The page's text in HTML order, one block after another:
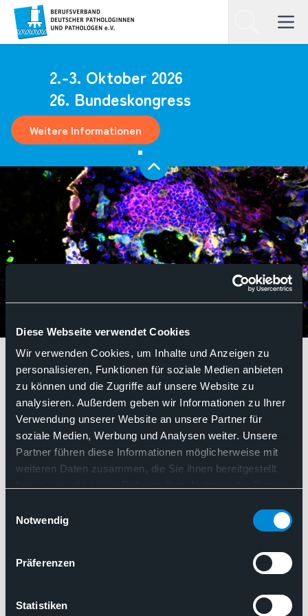
Diese Webseite verwendet Cookies
Wir verwenden Cookies, um Inhalte und Anzeigen zu
personalisieren, Funktionen für soziale Medien anbieten
zu können und die Zugriffe auf unsere Website zu
analysieren. Außerdem geben wir Informationen zu Ihrer
Verwendung unserer Website an unsere Partner für
soziale Medien, Werbung und Analysen weiter. Unsere
Partner führen diese Informationen möglicherweise mit
weiteren Daten zusammen, die Sie ihnen bereitgestellt
Cookies, wenn Sie unsere Webseite weiterhin nutzen.
Notwendig
Präferenzen
Statistiken
Homepage SuchenOpen
2.-3. Oktober 2026
26. Bundeskongress
Weitere Informationen
Podcast
Podcast
Nach Relevanz sortieren